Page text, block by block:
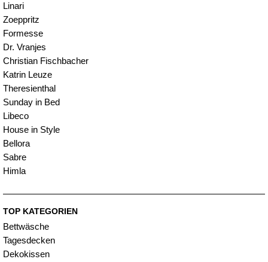
Linari
Zoeppritz
Formesse
Dr. Vranjes
Christian Fischbacher
Katrin Leuze
Theresienthal
Sunday in Bed
Libeco
House in Style
Bellora
Sabre
Himla
TOP KATEGORIEN
Bettwäsche
Tagesdecken
Dekokissen